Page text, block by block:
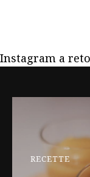
Instagram a
RECETTE